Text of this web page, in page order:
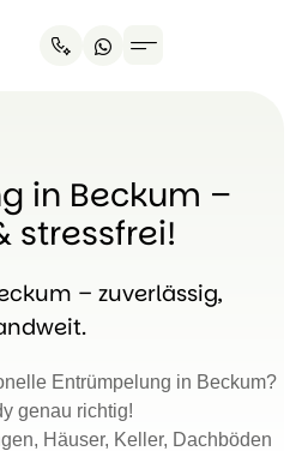
in Beckum –
stressfrei!
– zuverlässig,
Entrümpelung in Beckum?
genau richtig!
Häuser, Keller, Dachböden